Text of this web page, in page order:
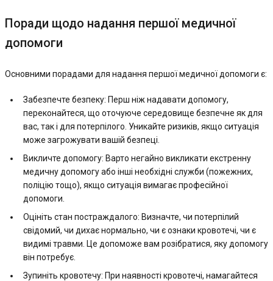
Поради щодо надання першої медичної
допомоги
Основними порадами для надання першої медичної допомоги є:
Забезпечте безпеку: Перш ніж надавати допомогу,
переконайтеся, що оточуюче середовище безпечне як для
вас, так і для потерпілого. Уникайте ризиків, якщо ситуація
може загрожувати вашій безпеці.
Викличте допомогу: Варто негайно викликати екстренну
медичну допомогу або інші необхідні служби (пожежних,
поліцію тощо), якщо ситуація вимагає професійної
допомоги.
Оцініть стан постраждалого: Визначте, чи потерпілий
свідомий, чи дихає нормально, чи є ознаки кровотечі, чи є
видимі травми. Це допоможе вам розібратися, яку допомогу
він потребує.
Зупиніть кровотечу: При наявності кровотечі, намагайтеся